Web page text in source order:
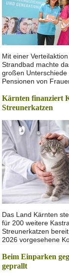
Mit einer
Strandbad machte
großen Unterschiede
Pensionen von
Kärnten finanziert
Streunerkatzen
Das Land Kärnten
für 200 weitere
Streunerkatzen
2026 vorgesehene
Beim Einparken
geprallt